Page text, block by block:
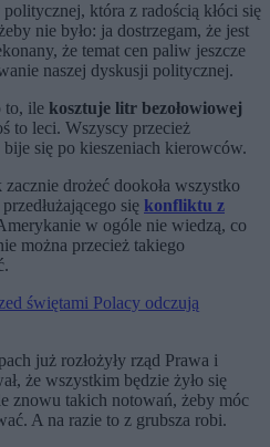
która z radością kłóci się
nie było: ja dostrzegam, że jest
że temat cen paliw jeszcze
naszej dyskusji politycznej.
to, ile kosztuje litr bezołowiowej
to leci. Wszyscy przecież
się po kieszeniach kierowców.
drożeć dookoła wszystko
się konfliktu z
w ogóle nie wiedzą, co
można przecież takiego
świętami Polacy odczują
już rozłożyły rząd Prawa i
że wszystkim będzie żyło się
znowu takich notowań, żeby móc
A na razie to z grubsza robi.